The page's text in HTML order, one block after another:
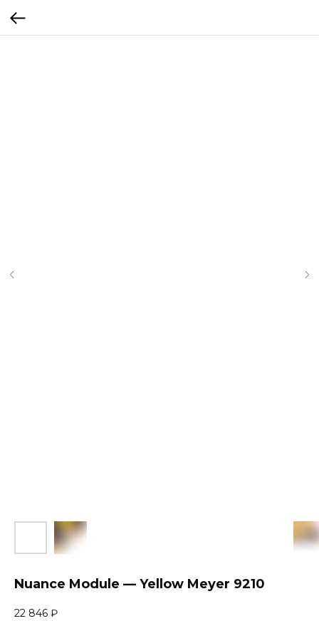
Nuance Module — Yellow Meyer 9210
22 846 ₽